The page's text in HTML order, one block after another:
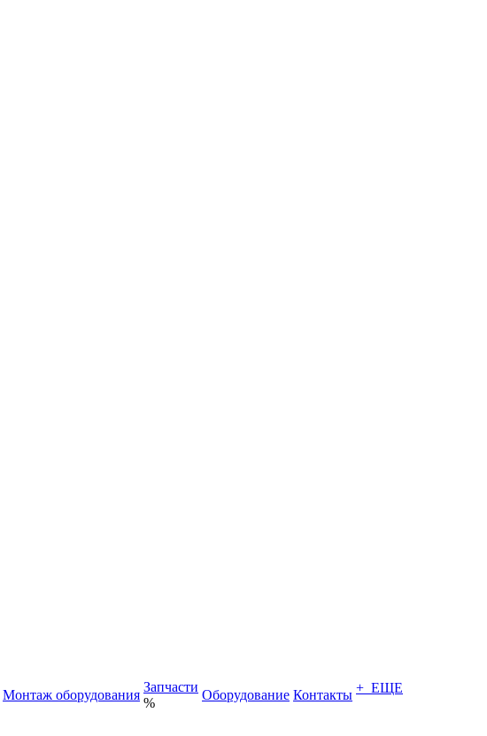
Монтаж оборудования
Запчасти
%
Оборудование Контакты + ЕЩЕ